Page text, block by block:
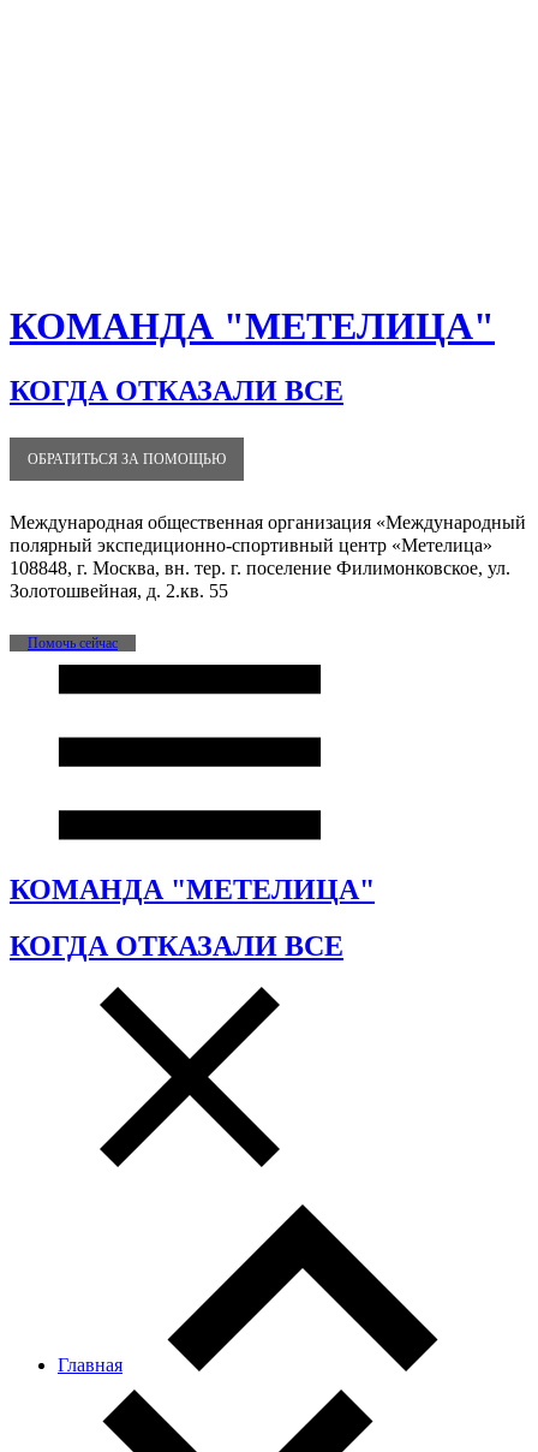
КОМАНДА "МЕТЕЛИЦА"
КОГДА ОТКАЗАЛИ ВСЕ
ОБРАТИТЬСЯ ЗА ПОМОЩЬЮ
Международная общественная организация «Международный
полярный экспедиционно-спортивный центр «Метелица»
108848, г. Москва, вн. тер. г. поселение Филимонковское, ул.
Золотошвейная, д. 2.кв. 55
Помочь сейчас
КОМАНДА "МЕТЕЛИЦА"
КОГДА ОТКАЗАЛИ ВСЕ
Главная